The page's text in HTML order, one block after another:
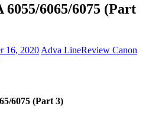
6055/6065/6075 (Part
16, 2020 Adva LineReview Canon
6075 (Part 3)